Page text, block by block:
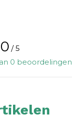
0 / 5
0 beoordelingen